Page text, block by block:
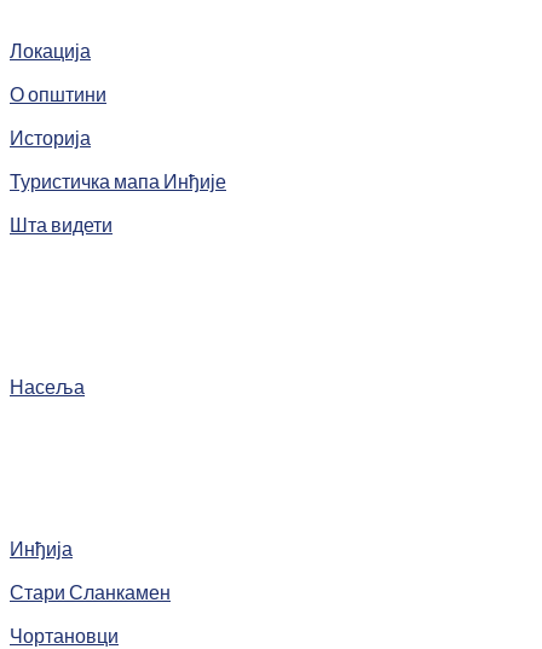
Локација
О општини
Историја
Туристичка мапа Инђије
Шта видети
Насеља
Инђија
Стари Сланкамен
Чортановци